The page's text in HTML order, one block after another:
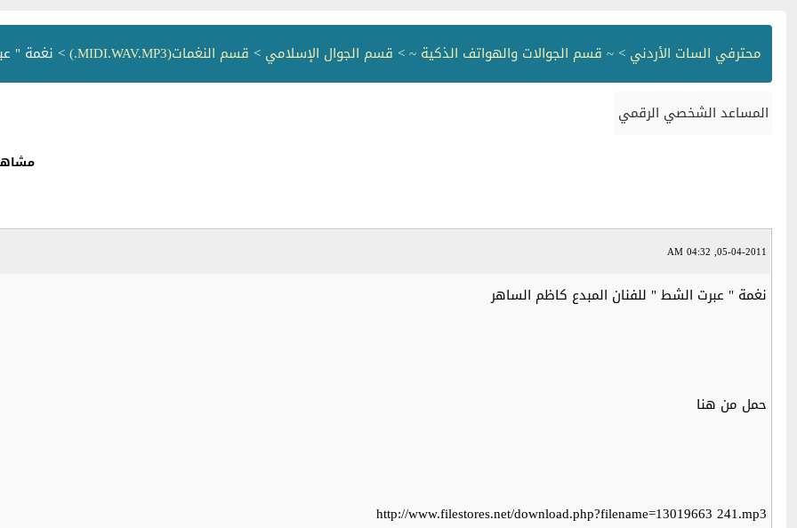
محترفي السات الأردني >~ قسم الجوالات والهواتف الذكية ~> قسم الجوال الإسلامي > قسم النغمات(MIDI.WAV.MP3.) > نغمة "
المساعد الشخصي الرقمي
05-04-2011, 04:32 AM
نغمة " عبرت الشط " للفنان المبدع كاظم الساهر
حمل من هنا
http://www.filestores.net/download.php?filename=13019663 241.mp3